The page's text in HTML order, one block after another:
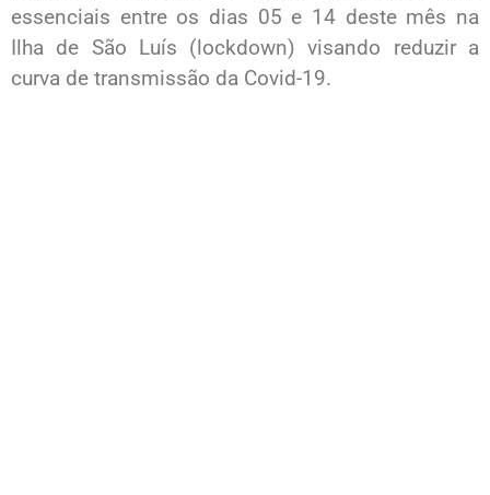
essenciais entre os dias 05 e 14 deste mês na
Ilha de São Luís (lockdown) visando reduzir a
curva de transmissão da Covid-19.